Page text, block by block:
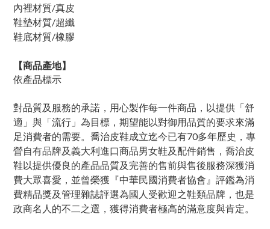
內裡材質/真皮
鞋墊材質/超纖
鞋底材質/橡膠
【商品產地】
依產品標示
對品質及服務的承諾，用心製作每一件商品，以提供「舒
適」與「流行」為目標，期望能以對御用品質的要求來滿
足消費者的需要。喬治皮鞋成立迄今已有70多年歷史，專
營自有品牌及義大利進口商品男女鞋及配件銷售，喬治皮
鞋以提供優良的產品品質及完善的售前與售後服務深獲消
費大眾喜愛，並曾榮獲『中華民國消費者協會』評鑑為消
費精品獎及管理雜誌評選為國人受歡迎之鞋類品牌，也是
政商名人的不二之選，獲得消費者極高的滿意度與肯定。